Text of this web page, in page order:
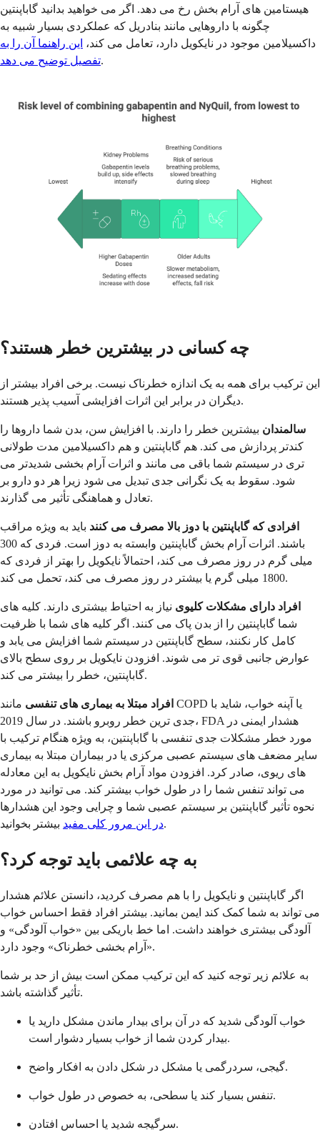
هیستامین های آرام بخش رخ می دهد. اگر می خواهید بدانید گاباپنتین
چگونه با داروهایی مانند بنادریل که عملکردی بسیار شبیه به
داکسیلامین موجود در نایکویل دارد، تعامل می کند، این راهنما آن را به
تفصیل توضیح می دهد.
چه کسانی در بیشترین خطر هستند؟
این ترکیب برای همه به یک اندازه خطرناک نیست. برخی افراد بیشتر از
دیگران در برابر این اثرات افزایشی آسیب پذیر هستند.
سالمندان بیشترین خطر را دارند. با افزایش سن، بدن شما داروها را
کندتر پردازش می کند. هم گاباپنتین و هم داکسیلامین مدت طولانی
تری در سیستم شما باقی می مانند و اثرات آرام بخشی شدیدتر می
شود. سقوط به یک نگرانی جدی تبدیل می شود زیرا هر دو دارو بر
تعادل و هماهنگی تأثیر می گذارند.
افرادی که گاباپنتین با دوز بالا مصرف می کنند باید به ویژه مراقب
باشند. اثرات آرام بخش گاباپنتین وابسته به دوز است. فردی که 300
میلی گرم در روز مصرف می کند، احتمالاً نایکویل را بهتر از فردی که
1800 میلی گرم یا بیشتر در روز مصرف می کند، تحمل می کند.
افراد دارای مشکلات کلیوی نیاز به احتیاط بیشتری دارند. کلیه های
شما گاباپنتین را از بدن پاک می کنند. اگر کلیه های شما با ظرفیت
کامل کار نکنند، سطح گاباپنتین در سیستم شما افزایش می یابد و
عوارض جانبی قوی تر می شوند. افزودن نایکویل بر روی سطح بالای
گاباپنتین، خطر را بیشتر می کند.
افراد مبتلا به بیماری های تنفسی مانند COPD یا آپنه خواب، شاید با
جدی ترین خطر روبرو باشند. در سال 2019، FDA هشدار ایمنی در
مورد خطر مشکلات جدی تنفسی با گاباپنتین، به ویژه هنگام ترکیب با
سایر مضعف های سیستم عصبی مرکزی یا در بیماران مبتلا به بیماری
های ریوی، صادر کرد. افزودن مواد آرام بخش نایکویل به این معادله
می تواند تنفس شما را در طول خواب بیشتر کند. می توانید در مورد
نحوه تأثیر گاباپنتین بر سیستم عصبی شما و چرایی وجود این هشدارها
در این مرور کلی مفیدبیشتر بخوانید.
به چه علائمی باید توجه کرد؟
اگر گاباپنتین و نایکویل را با هم مصرف کردید، دانستن علائم هشدار
می تواند به شما کمک کند ایمن بمانید. بیشتر افراد فقط احساس خواب
آلودگی بیشتری خواهند داشت. اما خط باریکی بین «خواب آلودگی» و
«آرام بخشی خطرناک» وجود دارد.
به علائم زیر توجه کنید که این ترکیب ممکن است بیش از حد بر شما
تأثیر گذاشته باشد.
خواب آلودگی شدید که در آن برای بیدار ماندن مشکل دارید یا
بیدار کردن شما از خواب بسیار دشوار است.
گیجی، سردرگمی یا مشکل در شکل دادن به افکار واضح.
تنفس بسیار کند یا سطحی، به خصوص در طول خواب.
سرگیجه شدید یا احساس افتادن.